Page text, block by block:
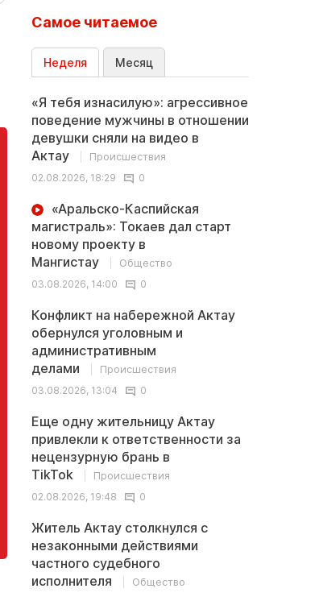
Самое читаемое
Неделя Месяц
«Я тебя изнасилую»: агрессивное
поведение мужчины в отношении
девушки сняли на видео в
Актау
Происшествия
02.08.2026, 18:29
0
«Аральско-Каспийская
магистраль»: Токаев дал старт
новому проекту в
Мангистау
Общество
03.08.2026, 14:00
0
Конфликт на набережной Актау
обернулся уголовным и
административным
делами
Происшествия
03.08.2026, 13:04
0
Еще одну жительницу Актау
привлекли к ответственности за
нецензурную брань в
TikTok
Происшествия
02.08.2026, 19:48
0
Житель Актау столкнулся с
незаконными действиями
частного судебного
исполнителя
Общество